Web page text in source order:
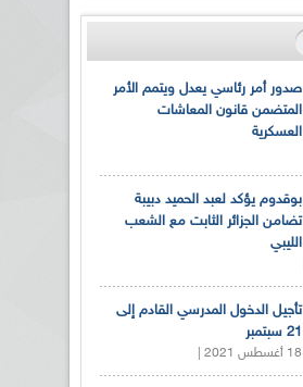
صدور أمر رئاسي يعدل ويتمم الأمر
المتضمن قانون المعاشات
العسكرية
بوقدوم يؤكد لعبد الحميد دبيبة
تضامن الجزائر الثابت مع الشعب
الليبي
تأجيل الدخول المدرسي القادم إلى
21 سبتمبر
18 أغسطس 2021 |